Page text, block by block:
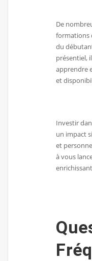
De
formations
du
présentiel,
apprendre
et
Investir
un impact
et
à vous